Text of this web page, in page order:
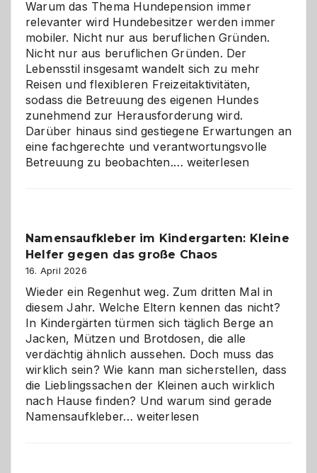
Warum das Thema Hundepension immer
relevanter wird Hundebesitzer werden immer
mobiler. Nicht nur aus beruflichen Gründen.
Nicht nur aus beruflichen Gründen. Der
Lebensstil insgesamt wandelt sich zu mehr
Reisen und flexibleren Freizeitaktivitäten,
sodass die Betreuung des eigenen Hundes
zunehmend zur Herausforderung wird.
Darüber hinaus sind gestiegene Erwartungen an
eine fachgerechte und verantwortungsvolle
Betreuung zu beobachten.…Betreuung
ist
eine
die
richtige
Wahl?
weiterlesen
Namensaufkleber im Kindergarten: Kleine
Helfer gegen das große Chaos
16. April 2026
Wieder ein Regenhut weg. Zum dritten Mal in
diesem Jahr. Welche Eltern kennen das nicht?
In Kindergärten türmen sich täglich Berge an
Jacken, Mützen und Brotdosen, die alle
verdächtig ähnlich aussehen. Doch muss das
wirklich sein? Wie kann man sicherstellen, dass
die Lieblingssachen der Kleinen auch wirklich
nach Hause finden? Und warum sind gerade
Namensaufkleber…Namensaufkleber
weiterlesen